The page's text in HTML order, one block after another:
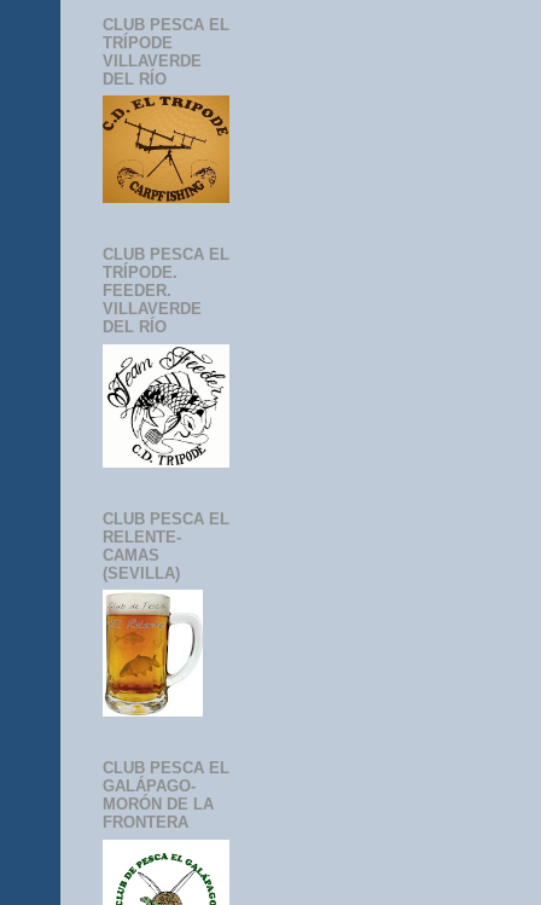
CLUB PESCA EL
TRÍPODE
VILLAVERDE
DEL RÍO
CLUB PESCA EL
TRÍPODE.
FEEDER.
VILLAVERDE
DEL RÍO
CLUB PESCA EL
RELENTE-
CAMAS
(SEVILLA)
CLUB PESCA EL
GALÁPAGO-
MORÓN DE LA
FRONTERA